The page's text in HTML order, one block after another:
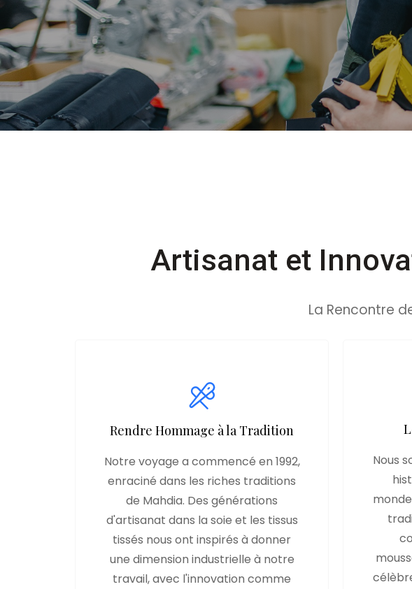
Artisanat et
La Rencontre
Rendre Hommage à la Tradition
Notre voyage a commencé en 1992,
enraciné dans les riches traditions
de Mahdia. Des générations
d'artisanat dans la soie et les tissus
tissés nous ont inspirés à donner
une dimension industrielle à notre
travail, avec l'innovation comme
Nous